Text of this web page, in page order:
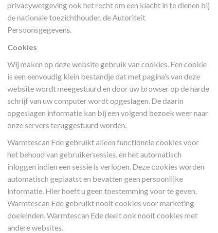
privacywetgeving ook het recht om een klacht in te dienen bij
de nationale toezichthouder, de Autoriteit
Persoonsgegevens.
Cookies
Wij maken op deze website gebruik van cookies. Een cookie
is een eenvoudig klein bestandje dat met pagina’s van deze
website wordt meegestuurd en door uw browser op de harde
schrijf van uw computer wordt opgeslagen. De daarin
opgeslagen informatie kan bij een volgend bezoek weer naar
onze servers teruggestuurd worden.
Warmtescan Ede gebruikt alleen functionele cookies voor
het behoud van gebruikersessies, en het automatisch
inloggen indien een sessie is verlopen. Deze cookies worden
automatisch geplaatst en bevatten geen persoonlijke
informatie. Hier hoeft u geen toestemming voor te geven.
Warmtescan Ede gebruikt nooit cookies voor marketing-
doeleinden. Warmtescan Ede deelt ook nooit cookies met
andere websites.